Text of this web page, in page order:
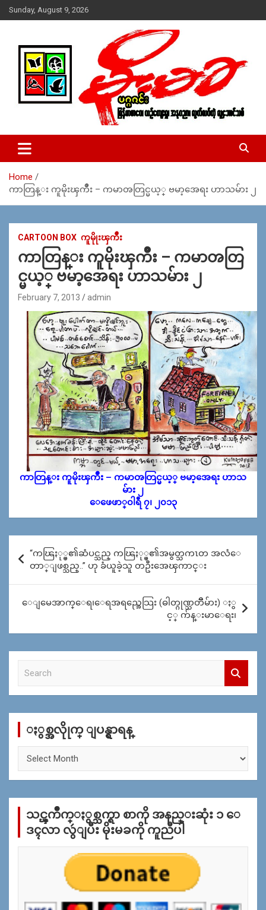
Skip
to
Sunday, August 9, 2026
MoeMaKa Burmese News &
Media
ယ္ေရး – အမွတ္ ၂၅၄၊ ပထပ္၊ လမ္း ၄၀၊ ေက်ာက္တံတား၊ ရန္ကုန္။
(ဖုုံး – ၀၉ ၂၅၂ ၂၄၉ ၀၉၄ ၊ ၀၉ ၄၂၁ ၇၄၃ ၇၅၃ ၊ ၀၉ ၅၀၄ ၁၀ ၅၈) ျ
ဇာေစ်းသစ္ ။ ၀၉ ၇၈၆၈၃၇ ၃၀၅ / ၀၉ ၉၆၃၆၉၉၈၃၄
Home
ကာတြန္း ကူမိုးၾကိဳး – ကမာၻတြင္မယ့္ ဗမာ့အေရး ဟာသမ်ား ၂
CARTOON BOX ကူမိုုးၾကိဳး
ကာတြန္း ကူမိုးၾကိဳး – ကမာၻတြ
င္မယ့္ ဗမာ့အေရး ဟာသမ်ား ၂
February 7, 2013 admin
ကာတြန္း ကူမိုးၾကိဳး – ကမာၻတြင္မယ့္ ဗမာ့အေရး ဟာသ
မ်ား ၂
ေဖေဖာ္၀ါရီ ၇၊ ၂၀၁၃
navigation
“ကၽြႏု္ပ္၏ဆံပင္သည္ ကၽြႏု္ပ္၏အမွတ္သကၤတ အလံေ
တာ္ျဖစ္သည္..” ဟု ခံယူခဲ့သူ တဦးအေၾကာင္း
ေျမေအာက္ေရ၊ေရအရည္အေသြး (ဓါတ္ဂုဏ္သတၱိမ်ား) ႏွ
င့္ က်န္းမာေရး၊
c
ႏွစ္အလိုုက္ ျပန္ရွာရန္
က္
န္
သင္ၾကိဳက္ႏွစ္သက္ရာ စာကို အနည္းဆုံး ၁ ေ
ဒၚလာ လွဴျပီး မိုးမခကို ကူညီပါ